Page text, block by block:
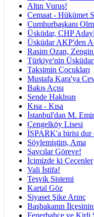
Altın Vuruş!
Cemaat - Hükümet
Cumhurbaşkanı
Üsküdar, CHP
Üsküdar AKP'den
Rasim Ozan,
Türkiye'nin
Taksimin Çocukları
Mustafa Kara'ya
Bakış Açısı
Sende Haklısın
Kısa - Kısa
İstanbul'dan M.
Çengelköy Lisesi
İSPARK'a birisi dur
Söylemiştim, Ama
Savcılar Göreve!
İçimizde ki Çeçenler
Vali İstifa!
Teşvik Sistemi
Kartal Göz
Siyaset Şike Arınç
Başbakanın
Fenerbahçe ve Kirli